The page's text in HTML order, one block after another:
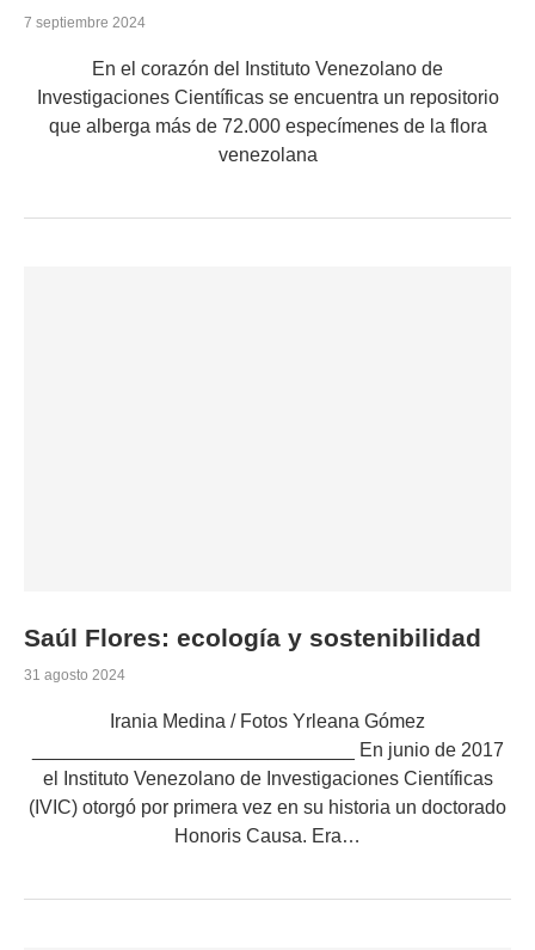
7 septiembre 2024
En el corazón del Instituto Venezolano de
Investigaciones Científicas se encuentra un repositorio
que alberga más de 72.000 especímenes de la flora
venezolana
Saúl Flores: ecología y sostenibilidad
31 agosto 2024
Irania Medina / Fotos Yrleana Gómez
______________________________ En junio de 2017
el Instituto Venezolano de Investigaciones Científicas
(IVIC) otorgó por primera vez en su historia un doctorado
Honoris Causa. Era…